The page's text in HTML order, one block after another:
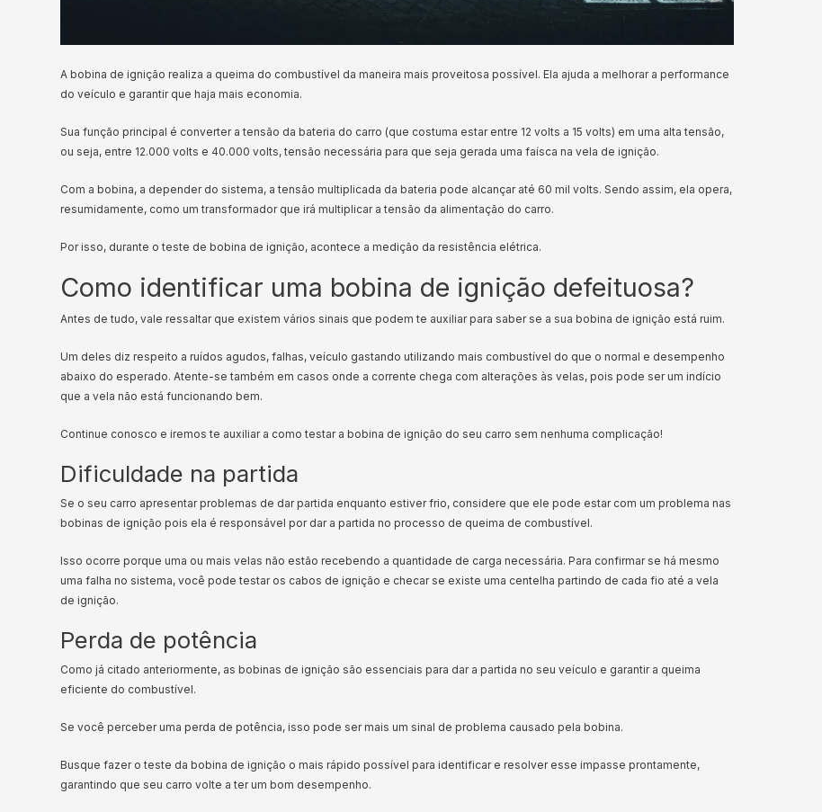
A bobina de ignição realiza a queima do combustível da maneira mais proveitosa possível. Ela ajuda a melhorar a performance
do veículo e garantir que haja mais economia.
Sua função principal é converter a tensão da bateria do carro (que costuma estar entre 12 volts a 15 volts) em uma alta tensão,
ou seja, entre 12.000 volts e 40.000 volts, tensão necessária para que seja gerada uma faísca na vela de ignição.
Com a bobina, a depender do sistema, a tensão multiplicada da bateria pode alcançar até 60 mil volts. Sendo assim, ela opera,
resumidamente, como um transformador que irá multiplicar a tensão da alimentação do carro.
Por isso, durante o teste de bobina de ignição, acontece a medição da resistência elétrica.
Como identificar uma bobina de ignição defeituosa?
Antes de tudo, vale ressaltar que existem vários sinais que podem te auxiliar para saber se a sua bobina de ignição está ruim.
Um deles diz respeito a ruídos agudos, falhas, veículo gastando utilizando mais combustível do que o normal e desempenho
abaixo do esperado. Atente-se também em casos onde a corrente chega com alterações às velas, pois pode ser um indício
que a vela não está funcionando bem.
Continue conosco e iremos te auxiliar a como testar a bobina de ignição do seu carro sem nenhuma complicação!
Dificuldade na partida
Se o seu carro apresentar problemas de dar partida enquanto estiver frio, considere que ele pode estar com um problema nas
bobinas de ignição pois ela é responsável por dar a partida no processo de queima de combustível.
Isso ocorre porque uma ou mais velas não estão recebendo a quantidade de carga necessária. Para confirmar se há mesmo
uma falha no sistema, você pode testar os cabos de ignição e checar se existe uma centelha partindo de cada fio até a vela
de ignição.
Perda de potência
Como já citado anteriormente, as bobinas de ignição são essenciais para dar a partida no seu veículo e garantir a queima
eficiente do combustível.
Se você perceber uma perda de potência, isso pode ser mais um sinal de problema causado pela bobina.
Busque fazer o teste da bobina de ignição o mais rápido possível para identificar e resolver esse impasse prontamente,
garantindo que seu carro volte a ter um bom desempenho.